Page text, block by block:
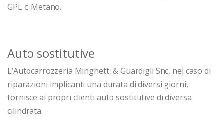
GPL o Metano.
Auto sostitutive
L’Autocarrozzeria Minghetti & Guardigli Snc, nel caso di
riparazioni implicanti una durata di diversi giorni,
fornisce ai propri clienti auto sostitutive di diversa
cilindrata.